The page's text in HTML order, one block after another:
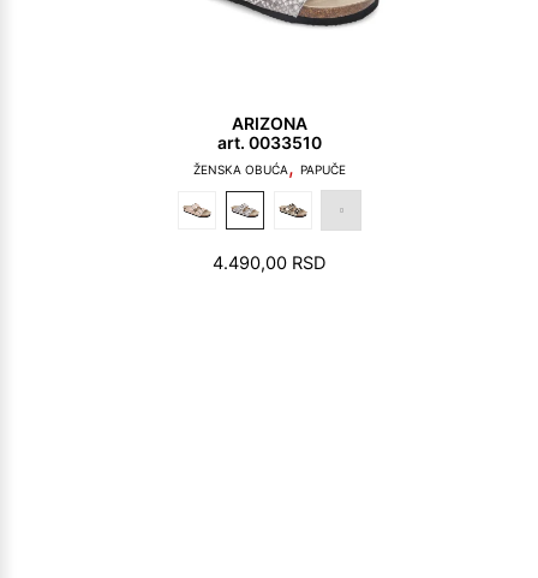
ARIZONA
art. 0033510
ŽENSKA OBUĆA, PAPUČE
4.490,00 RSD